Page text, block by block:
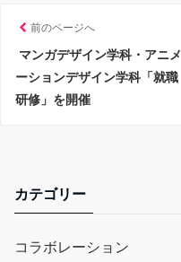
前のページへ
マンガデザイン学科・アニメ
ーションデザイン学科「就職
研修」を開催
カテゴリー
コラボレーション